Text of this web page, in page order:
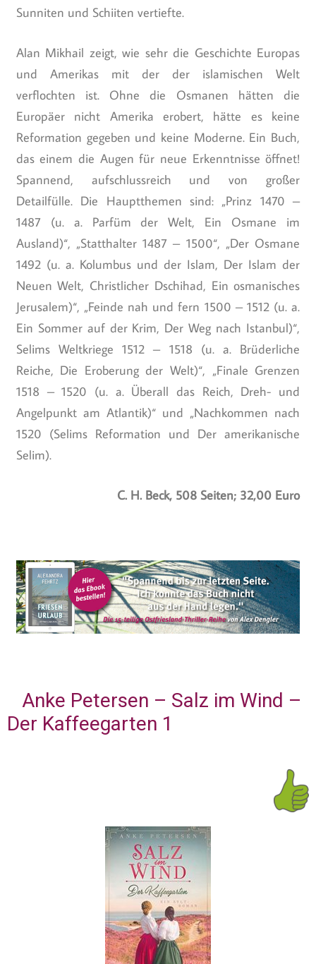
Sunniten und Schiiten vertiefte.
Alan Mikhail zeigt, wie sehr die Geschichte Europas
und Amerikas mit der der islamischen Welt
verflochten ist. Ohne die Osmanen hätten die
Europäer nicht Amerika erobert, hätte es keine
Reformation gegeben und keine Moderne. Ein Buch,
das einem die Augen für neue Erkenntnisse öffnet!
Spannend, aufschlussreich und von großer
Detailfülle. Die Hauptthemen sind: „Prinz 1470 –
1487 (u. a. Parfüm der Welt, Ein Osmane im
Ausland)“, „Statthalter 1487 – 1500“, „Der Osmane
1492 (u. a. Kolumbus und der Islam, Der Islam der
Neuen Welt, Christlicher Dschihad, Ein osmanisches
Jerusalem)“, „Feinde nah und fern 1500 – 1512 (u. a.
Ein Sommer auf der Krim, Der Weg nach Istanbul)“,
Selims Weltkriege 1512 – 1518 (u. a. Brüderliche
Reiche, Die Eroberung der Welt)“, „Finale Grenzen
1518 – 1520 (u. a. Überall das Reich, Dreh- und
Angelpunkt am Atlantik)“ und „Nachkommen nach
1520 (Selims Reformation und Der amerikanische
Selim).
C. H. Beck, 508 Seiten; 32,00 Euro
Anke Petersen – Salz im Wind –
Der Kaffeegarten 1